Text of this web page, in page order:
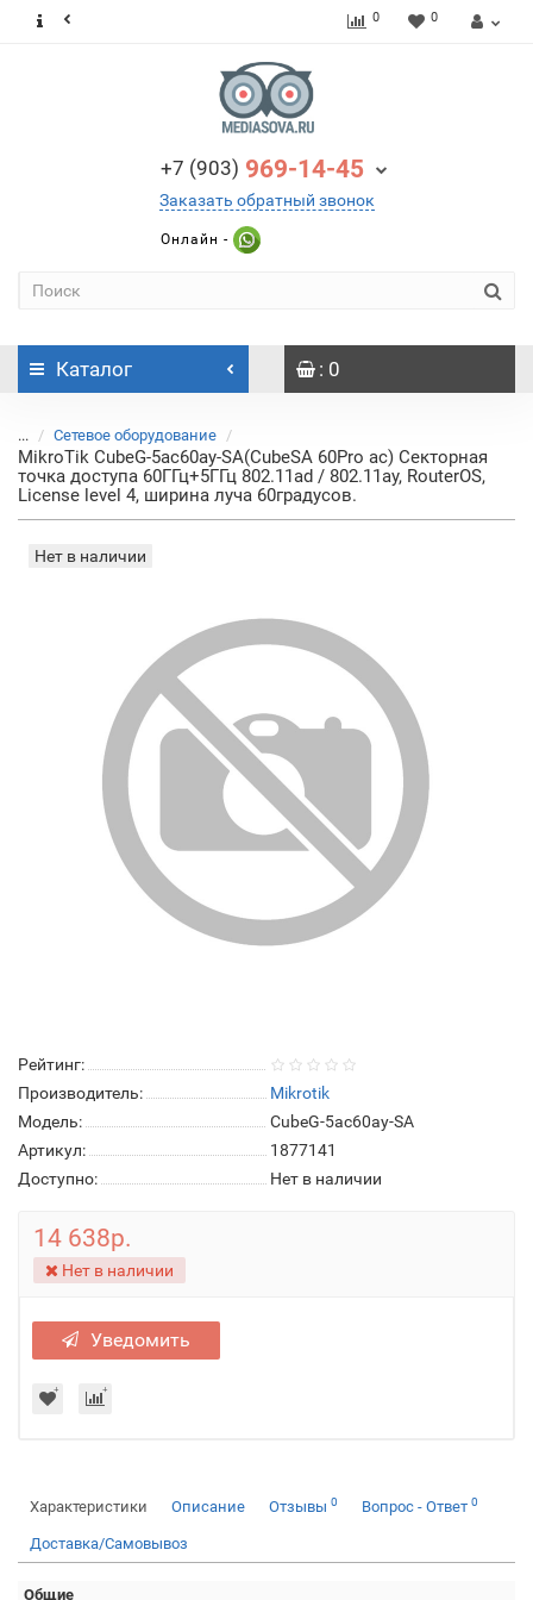
0 0
+7 (903) 969-14-45
Заказать обратный звонок
Онлайн -
Каталог : 0
... Сетевое оборудование
MikroTik CubeG-5ac60ay-SA(CubeSA 60Pro ac) Секторная
точка доступа 60ГГц+5ГГц 802.11ad / 802.11ay, RouterOS,
License level 4, ширина луча 60градусов.
Нет в наличии
Рейтинг:
Производитель:
Mikrotik
Модель:
CubeG-5ac60ay-SA
Артикул:
1877141
Доступно:
Нет в наличии
14 638р.
Нет в наличии
Уведомить
Характеристики Описание Отзывы 0 Вопрос - Ответ 0
Доставка/Самовывоз
Общие